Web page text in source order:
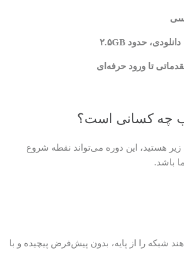
دانلودی، حدود ۲.۵GB
تا ورود حرفه‌ای
چه کسانی است؟
زیر هستید، این دوره می‌تواند نقطه شروع
باشد.
شبکه را از پایه، بدون پیش‌فرض پیچیده و با